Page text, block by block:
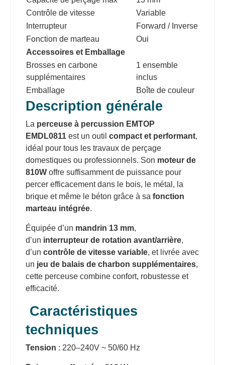
Contrôle de vitesse
Variable
Interrupteur
Forward / Inverse
Fonction de marteau
Oui
Accessoires et Emballage
Brosses en carbone
supplémentaires
1 ensemble
inclus
Emballage
Boîte de couleur
Description générale
La perceuse à percussion EMTOP
EMDL0811 est un outil compact et performant,
idéal pour tous les travaux de perçage
domestiques ou professionnels. Son moteur de
810W offre suffisamment de puissance pour
percer efficacement dans le bois, le métal, la
brique et même le béton grâce à sa fonction
marteau intégrée.
Équipée d’un mandrin 13 mm,
d’un interrupteur de rotation avant/arrière,
d’un contrôle de vitesse variable, et livrée avec
un jeu de balais de charbon supplémentaires,
cette perceuse combine confort, robustesse et
efficacité.
Caractéristiques
techniques
Tension : 220–240V ~ 50/60 Hz